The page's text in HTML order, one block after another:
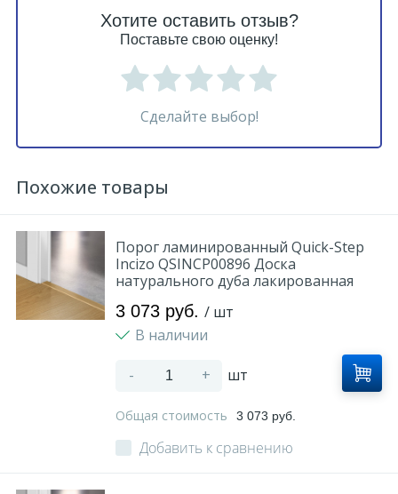
Хотите оставить отзыв?
Поставьте свою оценку!
Сделайте выбор!
Похожие товары
Порог ламинированный Quick-Step
Incizo QSINCP00896 Доска
натурального дуба лакированная
3 073 руб. / шт
В наличии
- + шт
Общая стоимость 3 073 руб.
Добавить к сравнению